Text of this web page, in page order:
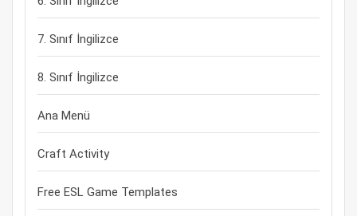
7. Sınıf İngilizce
8. Sınıf İngilizce
Ana Menü
Craft Activity
Free ESL Game Templates